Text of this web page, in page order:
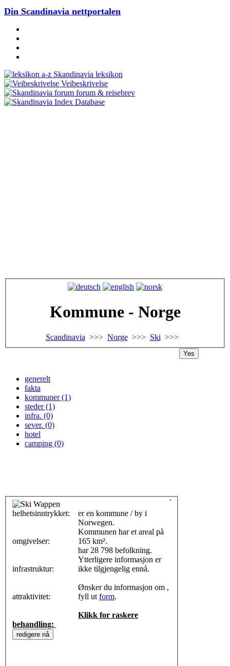
Din Scandinavia nettportalen
Skandinavia leksikon
Veibeskrivelse
forum & reisebrev
Database
Kommune - Norge
Scandinavia >>> Norge>>> Ski
generelt
fakta
kommuner (1)
steder (1)
infra. (0)
sever. (0)
hotel
camping (0)
helhetsinntrykket:
omgivelser:
infrastruktur:
attraktivitet:
er en kommune / by i
Norwegen.
Kommunen har et areal på
165 km².
har 28 798 befolkning.
Ytterligere informasjon er
ikke tilgjengelig ennå.
Ønsker du informasjon om ,
fyll ut form.
Klikk for raskere
behandling:
Yes